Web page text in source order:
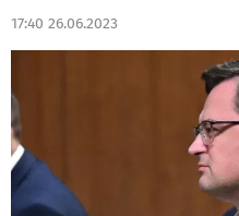
17:40 26.06.2023